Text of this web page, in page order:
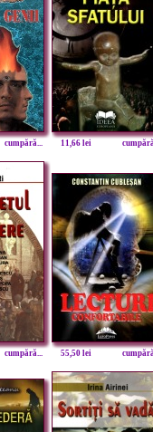
cumpără... 11,66 lei
cumpără... 55,50 lei